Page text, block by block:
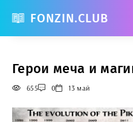
FONZIN.CLUB
Герои меча и
655 0 13 май